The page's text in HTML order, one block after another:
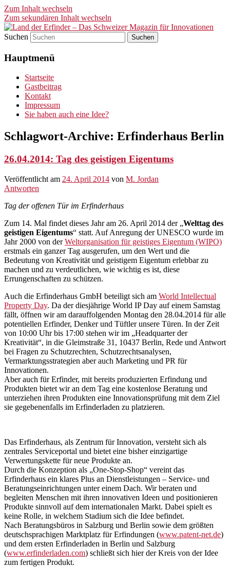
Zum Inhalt wechseln
Zum sekundären Inhalt wechseln
Land der Erfinder – Das
Schweizer Magazin für
Innovationen
Suchen
Hauptmenü
Startseite
Gastbeitrag
Kontakt
Impressum
Sie haben auch eine Idee?
Schlagwort-Archive: Erfinderhaus Berlin
26.04.2014: Tag des geistigen Eigentums
Veröffentlicht am 24. April 2014 von M. Jordan
Antworten
Tag der offenen Tür im Erfinderhaus
Zum 14. Mal findet dieses Jahr am 26. April 2014 der „Welttag des
geistigen Eigentums“ statt. Auf Anregung der UNESCO wurde im
Jahr 2000 von derWeltorganisation für geistiges Eigentum (WIPO)
erstmals ein ganzer Tag ausgerufen, um den Wert und die
Bedeutung von Kreativität und geistigem Eigentum erlebbar zu
machen und zu verdeutlichen, wie wichtig es ist, diese
Errungenschaften zu schützen.
Auch die Erfinderhaus GmbH beteiligt sich am World Intellectual
Property Day. Da der diesjährige World IP Day auf einem Samstag
fällt, öffnen wir am darauffolgenden Montag den 28.04.2014 für alle
potentiellen Erfinder, Denker und Tüftler unsere Türen. In der Zeit
von 10:00 Uhr bis 17:00 stehen wir im „Headquarter der
Kreativität“, in die Gleimstraße 31, 10437 Berlin, Rede und Antwort
bei Fragen zu Schutzrechten, Schutzrechtsanalysen,
Vermarktungsstrategien aber auch Marketing und PR für
Innovationen.
Aber auch für Erfinder, mit bereits produzierten Erfindung und
Produkten bietet wir an dem Tag eine kostenlose Beratung und
unterziehen ihren Produkten eine Innovationsprüfung mit dem Ziel
sie gegebenenfalls im Erfinderladen zu platzieren.
Das Erfinderhaus, als Zentrum für Innovation, versteht sich als
zentrales Serviceportal und bietet eine bisher einzigartige
Verwertungskette für neue Produkte an.
Durch die Konzeption als „One-Stop-Shop“ vereint das
Erfinderhaus ein klares Plus an Dienstleistungen – Service- und
Beratungseinrichtungen unter einem Dach. Wir beraten und
begleiten Menschen mit ihren innovativen Ideen und positionieren
Produkte sinnvoll auf dem internationalen Markt. Dabei spielt es
keine Rolle, in welchem Stadium sich die Idee befindet.
Nach Beratungsbüros in Salzburg und Berlin sowie dem größten
deutschsprachigen Marktplatz für Erfindungen (www.patent-net.de)
und dem ersten Erfinderladen in Berlin und Salzburg
(www.erfinderladen.com) schließt sich hier der Kreis von der Idee
zum fertigen Produkt.